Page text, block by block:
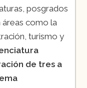
posgrados
como la
turismo y
de tres a